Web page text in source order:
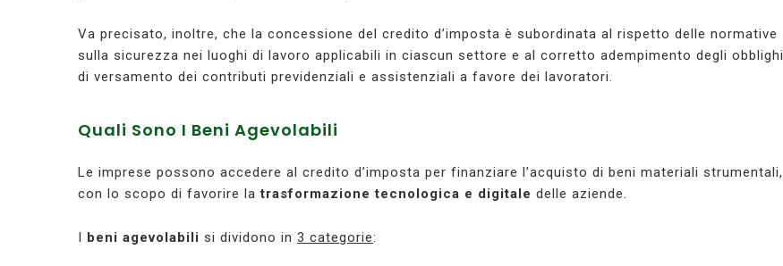
Va precisato, inoltre, che la concessione del credito d’imposta è subordinata al rispetto delle normative
sulla sicurezza nei luoghi di lavoro applicabili in ciascun settore e al corretto adempimento degli obblighi
di versamento dei contributi previdenziali e assistenziali a favore dei lavoratori.
Quali Sono I Beni Agevolabili
Le imprese possono accedere al credito d’imposta per finanziare l’acquisto di beni materiali strumentali,
con lo scopo di favorire latrasformazione tecnologica e digitale delle aziende.
beni agevolabili si dividono in 3 categorie: